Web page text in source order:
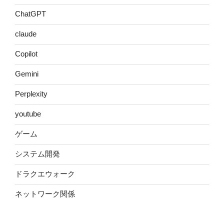
ChatGPT
claude
Copilot
Gemini
Perplexity
youtube
ゲーム
システム開発
ドラクエウォーク
ネットワーク関係